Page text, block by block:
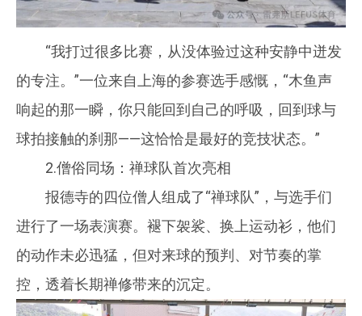
“我打过很多比赛，从没体验过这种安静中迸发
的专注。”一位来自上海的参赛选手感慨，“木鱼声
响起的那一瞬，你只能回到自己的呼吸，回到球与
球拍接触的刹那——这恰恰是最好的竞技状态。”
2.僧俗同场：禅球队首次亮相
报德寺的四位僧人组成了“禅球队”，与选手们
进行了一场表演赛。褪下袈裟、换上运动衫，他们
的动作未必迅猛，但对来球的预判、对节奏的掌
控，透着长期禅修带来的沉定。